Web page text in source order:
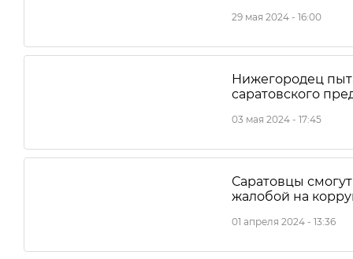
29 мая 2024 - 16:00
Нижегородец
саратовского
03 мая 2024 - 17:45
Саратовцы
жалобой на
01 апреля 2024 - 13:36